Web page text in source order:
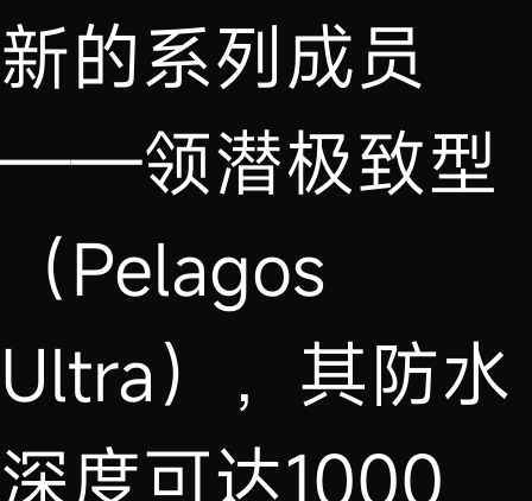
新的系列成员
——领潜极致型
（Pelagos
Ultra），其防水
深度可达1000